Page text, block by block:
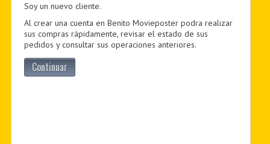
CUSTOM PDF
Soy un nuevo cliente.
Al crear una cuenta en Benito Movieposter podra realizar
sus compras rápidamente, revisar el estado de sus
pedidos y consultar sus operaciones anteriores.
Continuar